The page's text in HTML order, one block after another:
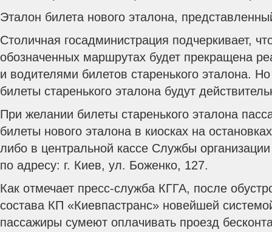
Эталон билета нового эталона,
Столичная госадминистрация подчеркивает,
обозначенных маршрутах будет прекращена
и водителями билетов старенького эталона.
билеты старенького эталона будут
При желании билеты старенького эталона
билеты нового эталона в киосках на
либо в центральной кассе Службы
по адресу: г. Киев, ул. Боженко, 127.
Как отмечает пресс-служба КГГА, после
состава КП «Киевпастранс» новейшей
пассажиры сумеют оплачивать проезд